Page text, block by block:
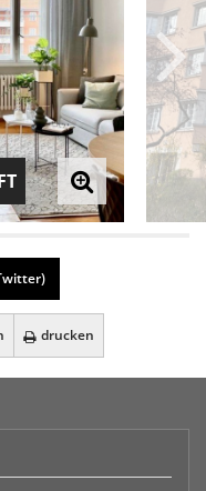
drucken